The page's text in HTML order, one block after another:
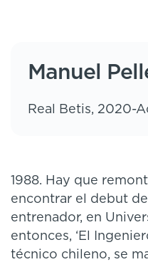
Manuel
Real Betis, 2020-
1988. Hay que
encontrar el debut
entrenador, en
entonces, ‘El
técnico chileno, se